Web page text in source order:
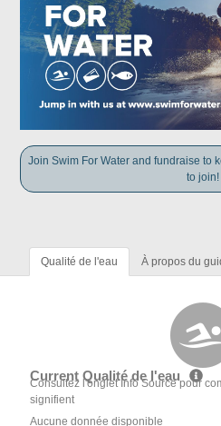
Join Swim For Water and fundraise to
to join!
Qualité de l'eau À propos du
Current Qualité de l'eau
Consultez l'onglet Info Source pour
signifient
Aucune donnée disponible